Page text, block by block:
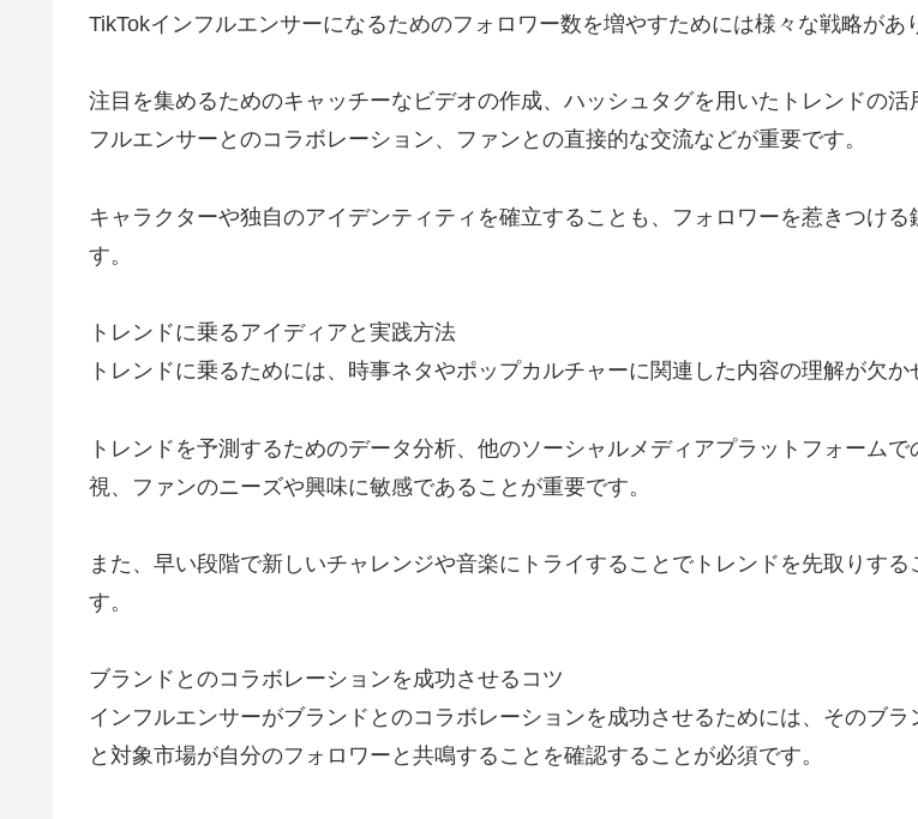
TikTokインフルエンサーになるためのフォロワー数を増やすためには様々な戦略があ
注目を集めるためのキャッチーなビデオの作成、ハッシュタグを用いたトレンドの活
フルエンサーとのコラボレーション、ファンとの直接的な交流などが重要です。
キャラクターや独自のアイデンティティを確立することも、フォロワーを惹きつける
す。
トレンドに乗るアイディアと実践方法
トレンドに乗るためには、時事ネタやポップカルチャーに関連した内容の理解が欠か
トレンドを予測するためのデータ分析、他のソーシャルメディアプラットフォームで
視、ファンのニーズや興味に敏感であることが重要です。
また、早い段階で新しいチャレンジや音楽にトライすることでトレンドを先取りする
す。
ブランドとのコラボレーションを成功させるコツ
インフルエンサーがブランドとのコラボレーションを成功させるためには、そのブラ
と対象市場が自分のフォロワーと共鳴することを確認することが必須です。